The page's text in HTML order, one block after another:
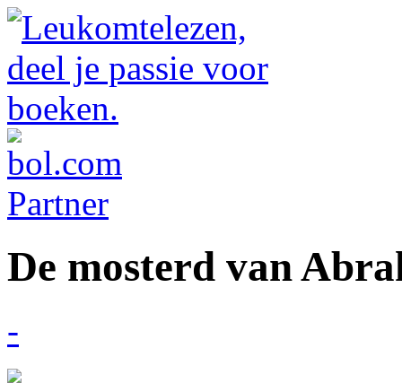
De mosterd van
-